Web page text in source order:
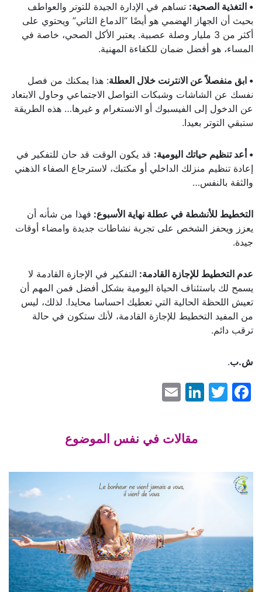
• التغذية الصحية: تساهم في الإدارة الجيدة للتوتر والعواطف
بحيث أن الجهاز الهضمي هو أيضًا “الدماغ الثاني” ويحتوي على
أكثر من 3 مليار وصلة عصبية. يعتبر الأكل الصحي، خاصة في
المساء، هو أفضل ضمان للكفاءة المهنية.
• ابق منفصلاً عن الانترنت خلال العطلة: هذا يمكنك من فصل
نفسك عن الشاشات وشبكات التواصل الاجتماعي وحاول الابتعاد
عن الدخول إلى الفيسبوك أو الانستغرام و غيرها… هذه الطريقة
ستبقي التوتر بعيدا.
• أعد تنظيم حياتك اليومية: قد يكون الوقت قد حان للتفكير في
إعادة تنظيم منزلك الداخلي أو مكتبك، لاسترجاع الصفاء الذهني
والثقة بالنفس…
التخطيط للأنشطة في عطلة نهاية الأسبوع: فهذا من شأنه أن
يعزز ويحفز الشخص على تجربة نشاطات جديدة وامضاء أوقات
جيدة.
عدم التخطيط للإجازة القادمة: التفكير في الإجازة القادمة لا
يسمح لك باستئناف الحياة اليومية بشكل أفضل فمن المهم أن
تعيش اللحظة الحالية التي تعطيك احساسا محايدا. لذلك، ليس
من المفيد التخطيط للإجازة القادمة، لأنك ستكون في حالة
ترقب دائم.
ش.ب.
Facebook
Twitter
LinkedIn
مقالات في نفس الموضوع